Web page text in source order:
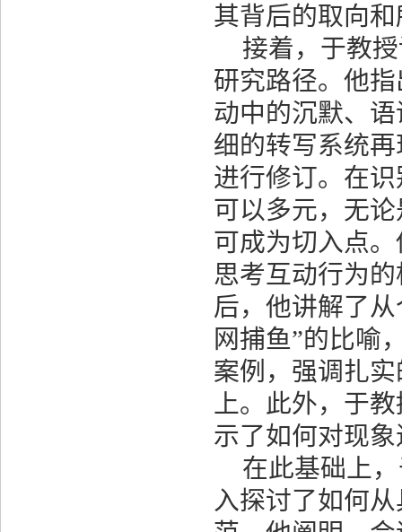
其背后的取向
接着，于教
研究路径。他
动中的沉默、
细的转写系统
进行修订。在
可以多元，无
可成为切入点
思考互动行为
后，他讲解了
网捕鱼”的比喻
案例，强调扎
上。此外，于
示了如何对现
在此基础上
入探讨了如何